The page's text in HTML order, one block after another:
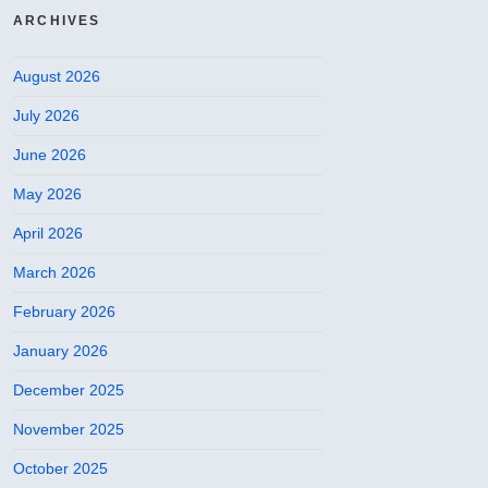
ARCHIVES
August 2026
July 2026
June 2026
May 2026
April 2026
March 2026
February 2026
January 2026
December 2025
November 2025
October 2025